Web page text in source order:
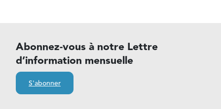
Abonnez-vous à notre Lettre
d’information mensuelle
S'abonner